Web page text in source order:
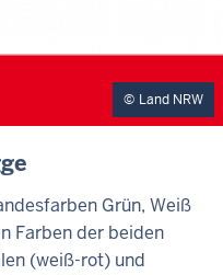
Land NRW
Grün, Weiß
Farben der beiden
(weiß-rot) und